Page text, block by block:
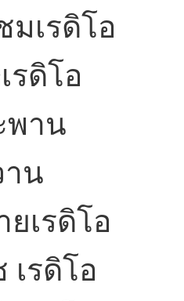
มเรดิโอ
รดิโอ
พาน
าน
เรดิโอ
เรดิโอ